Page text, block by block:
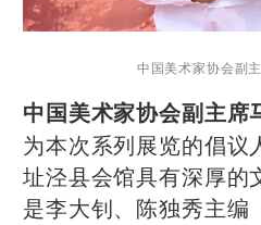
中国美术家协会副
中国美术家协会副主席
为本次系列展览的倡议
址泾县会馆具有深厚
是李大钊、陈独秀主编